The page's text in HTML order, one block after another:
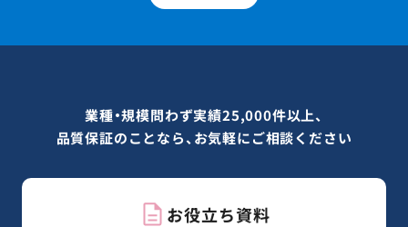
業種・規模問わず実績25,000件以上、
品質保証のことなら、お気軽にご相談ください
お役立ち資料